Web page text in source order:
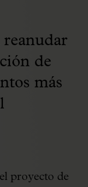
reanudar
de
más
proyecto de